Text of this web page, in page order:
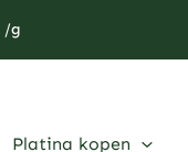
/g
Platina kopen